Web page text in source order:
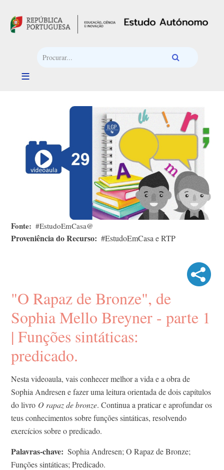
Fonte #EstudoEmCasa@
Proveniência do Recurso #EstudoEmCasa e RTP
"O Rapaz de Bronze", de
Sophia Mello Breyner - parte 1
| Funções sintáticas:
predicado.
Nesta videoaula, vais conhecer melhor a vida e a obra de
Sophia Andresen e fazer uma leitura orientada de dois capítulos
do livro O rapaz de bronze. Continua a praticar e aprofundar os
teus conhecimentos sobre funções sintáticas, resolvendo
exercícios sobre o predicado.
Palavras-chave
Sophia Andresen; O Rapaz de Bronze;
Funções sintáticas; Predicado.